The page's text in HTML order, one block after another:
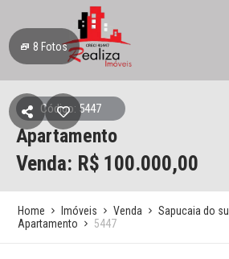
8 Fotos
Código: 5447
Apartamento
Venda: R$ 100.000,00
Home Imóveis Venda Sapucaia do sul
Apartamento
5447